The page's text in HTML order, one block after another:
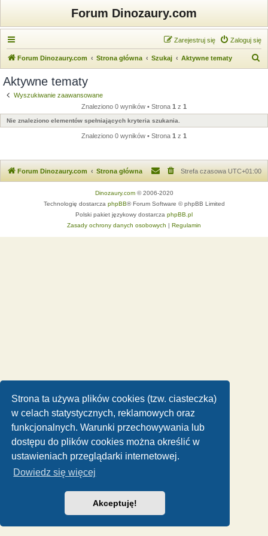
Strona ta używa plików cookies (tzw. ciasteczka)
w celach statystycznych, reklamowych oraz
funkcjonalnych. Warunki przechowywania lub
dostępu do plików cookies można określić w
ustawieniach przeglądarki internetowej.
Dowiedz się więcej
Akceptuję!
Forum Dinozaury.com
Zaloguj się
Zarejestruj się
Forum Dinozaury.com Strona główna Szukaj Aktywne tematy
a
j
Aktywne tematy
Wyszukiwanie zaawansowane
Znaleziono 0 wyników • Strona 1 z 1
Nie znaleziono elementów spełniających kryteria szukania.
Znaleziono 0 wyników • Strona 1 z 1
Forum Dinozaury.com Strona główna Strefa czasowa UTC+01:00
Dinozaury.com© 2006-2020
Technologię dostarcza phpBB® Forum Software © phpBB Limited
Polski pakiet językowy dostarcza phpBB.pl
Zasady ochrony danych osobowych | Regulamin